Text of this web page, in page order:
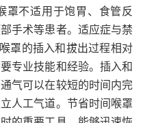
罩不适用于饱胃、食管反
手术等患者。适应症与禁
罩的插入和拔出过程相对
专业技能和经验。插入和
气可以在较短的时间内完
人工气道。节省时间喉罩